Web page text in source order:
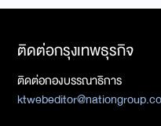
ติดต่อกรุงเทพธุรกิจ
ติดต่อกองบรรณาธิการ